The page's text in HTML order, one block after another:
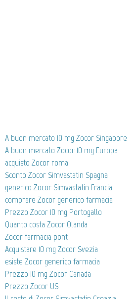
A buon mercato 10 mg Zocor Singapore
A buon mercato Zocor 10 mg Europa
acquisto Zocor roma
Sconto Zocor Simvastatin Spagna
generico Zocor Simvastatin Francia
comprare Zocor generico farmacia
Prezzo Zocor 10 mg Portogallo
Quanto costa Zocor Olanda
Zocor farmacia pont
Acquistare 10 mg Zocor Svezia
esiste Zocor generico farmacia
Prezzo 10 mg Zocor Canada
Prezzo Zocor US